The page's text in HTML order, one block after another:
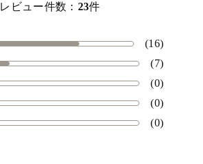
レビュー件数： 23件
(16)
(7)
(0)
(0)
(0)